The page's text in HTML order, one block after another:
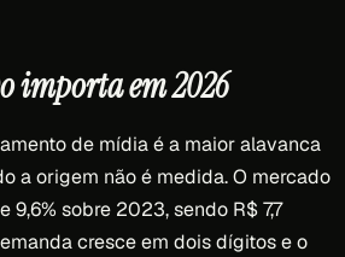
importa em 2026
de mídia é a maior alavanca
a origem não é medida. O mercado
sobre 2023, sendo R$ 7,7
cresce em dois dígitos e o